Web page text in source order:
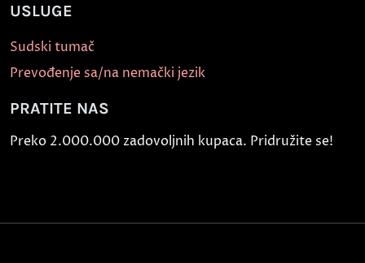
USLUGE
Sudski tumač
Prevođenje sa/na nemački jezik
PRATITE NAS
Preko 2.000.000 zadovoljnih kupaca. Pridružite se!